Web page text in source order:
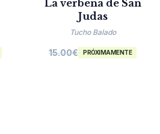
La verbena de San
Judas
Tucho Balado
15.00€ PRÓXIMAMENTE